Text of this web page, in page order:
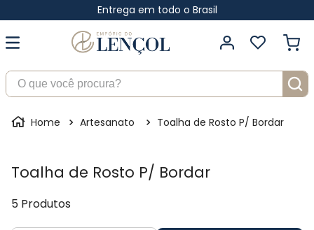
Entrega em todo o Brasil
O que você procura?
Artesanato Toalha de Rosto P/ Bordar
Toalha de Rosto P/ Bordar
5 Produtos